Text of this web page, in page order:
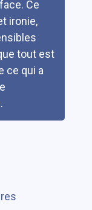
Ce
ironie,
tout est
ce qui a